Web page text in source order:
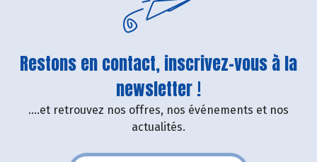
Restons en contact, inscrivez-vous à la
newsletter !
....et retrouvez nos offres, nos événements et nos
actualités.